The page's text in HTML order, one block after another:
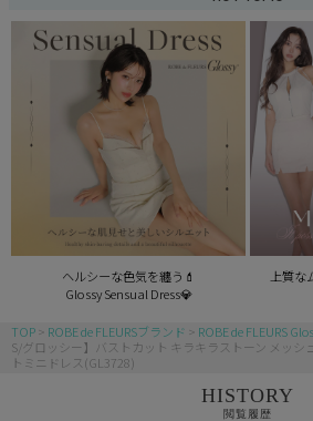
ヘルシーな色気を纏う💄
Glossy Sensual Dress💎
上質
TOP ROBE de FLEURSブランド ROBE de FLEURS
S/グロッシー】バストカット キラキラストーン メッシ
トミニドレス(GL3728)
HISTORY
閲覧履歴